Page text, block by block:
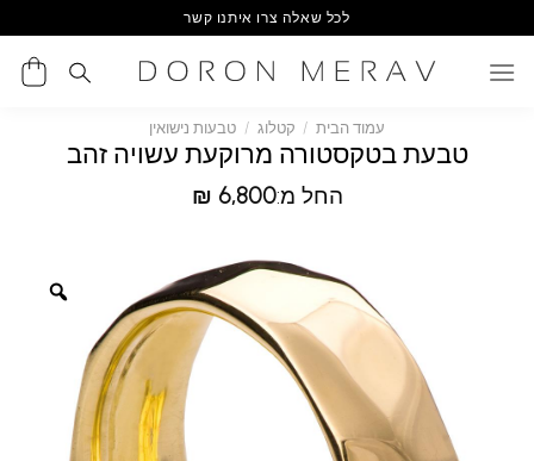
to
content
לכל שאלה צרו איתנו קשר
עמוד הבית / קטלוג / טבעות נישואין
טבעת בטקסטורה מרוקעת עשויה זהב
החל מ: ₪ 6,800